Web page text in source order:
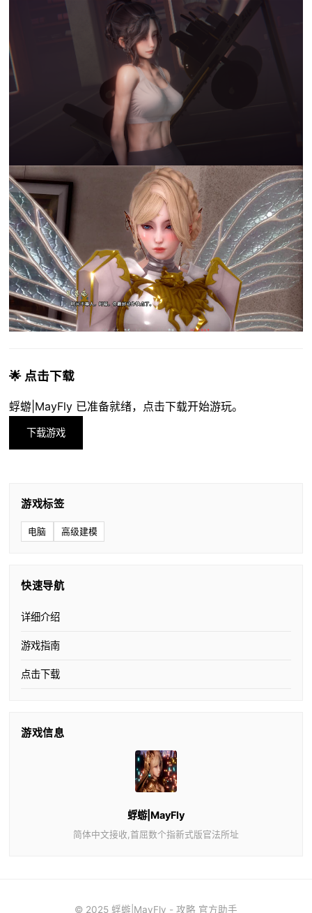
🌟 点击下载
蜉蝣|MayFly 已准备就绪，点击下载开始游玩。
下载游戏
游戏标签
电脑 高级建模
快速导航
详细介绍
游戏指南
点击下载
游戏信息
蜉蝣|MayFly
简体中文接收,首屈数个指新式版官法所址
© 2025 蜉蝣|MayFly - 攻略 官方助手